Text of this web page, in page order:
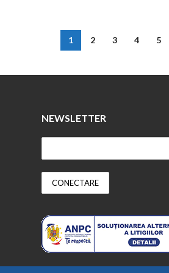
1 2 3 4 5
NEWSLETTER